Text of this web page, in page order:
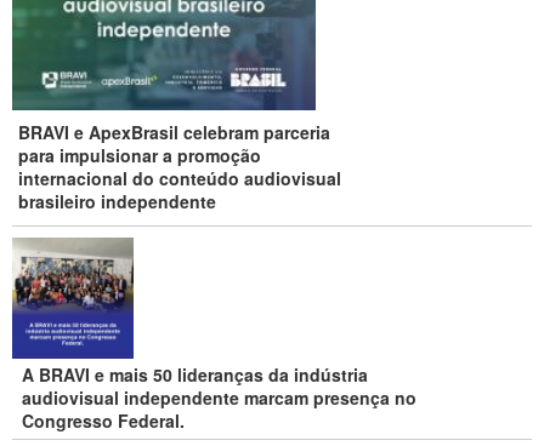
BRAVI e ApexBrasil celebram parceria
para impulsionar a promoção
internacional do conteúdo audiovisual
brasileiro independente
A BRAVI e mais 50 lideranças da indústria
audiovisual independente marcam presença no
Congresso Federal.